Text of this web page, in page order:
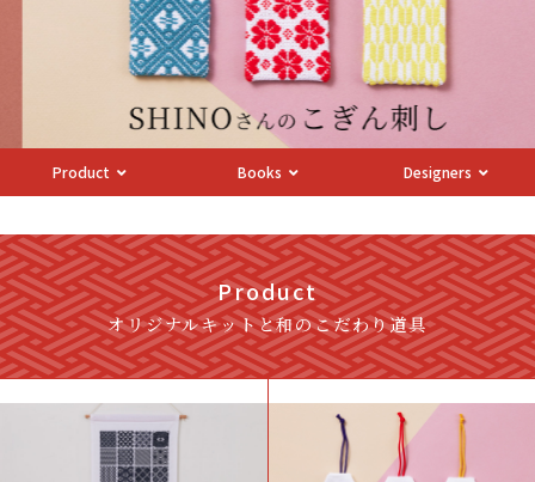
Product Books Designers
Product
オリジナルキットと和のこだわり道具